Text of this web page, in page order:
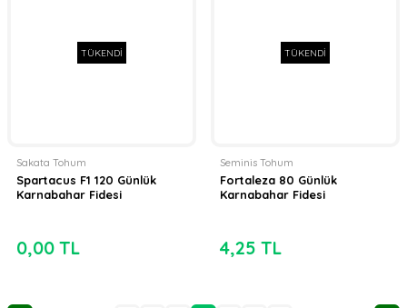
TÜKENDİ
Sakata Tohum
Spartacus F1 120 Günlük
Karnabahar Fidesi
0,00 TL
TÜKENDİ
Seminis Tohum
Fortaleza 80 Günlük
Karnabahar Fidesi
4,25 TL